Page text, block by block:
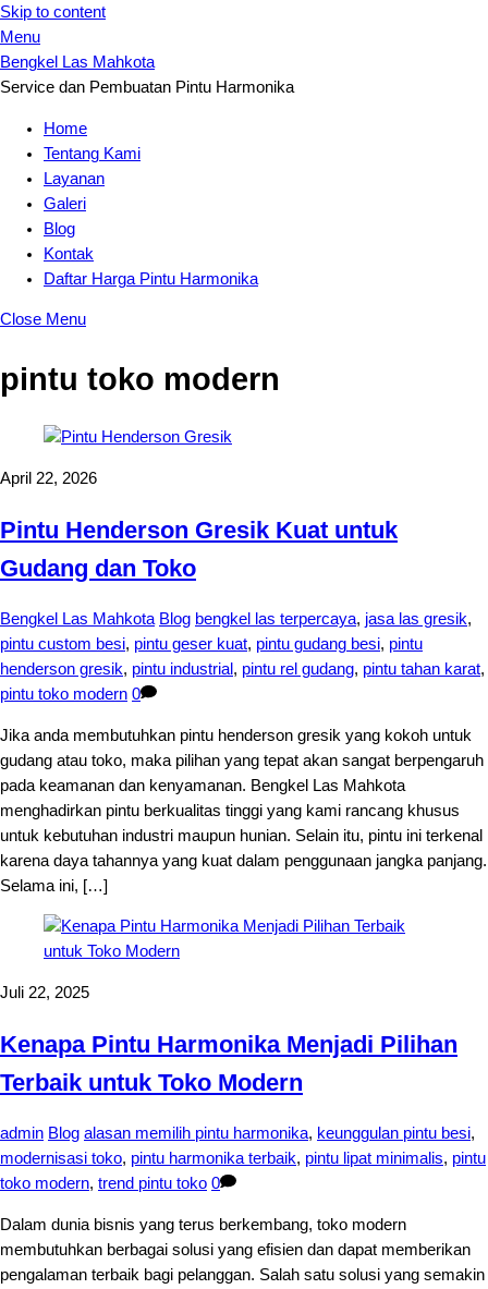
Skip to content
Menu
Bengkel Las Mahkota
Service dan Pembuatan Pintu Harmonika
Home
Tentang Kami
Layanan
Galeri
Blog
Kontak
Daftar Harga Pintu Harmonika
Close Menu
pintu toko modern
April 22, 2026
Pintu Henderson Gresik Kuat untuk
Gudang dan Toko
Bengkel Las Mahkota Blog bengkel las terpercaya, jasa las gresik,
pintu custom besi, pintu geser kuat, pintu gudang besi, pintu
henderson gresik, pintu industrial, pintu rel gudang, pintu tahan karat,
pintu toko modern 0
Jika anda membutuhkan pintu henderson gresik yang kokoh untuk
gudang atau toko, maka pilihan yang tepat akan sangat berpengaruh
pada keamanan dan kenyamanan. Bengkel Las Mahkota
menghadirkan pintu berkualitas tinggi yang kami rancang khusus
untuk kebutuhan industri maupun hunian. Selain itu, pintu ini terkenal
karena daya tahannya yang kuat dalam penggunaan jangka panjang.
Selama ini, […]
Juli 22, 2025
Kenapa Pintu Harmonika Menjadi Pilihan
Terbaik untuk Toko Modern
admin Blog alasan memilih pintu harmonika, keunggulan pintu besi,
modernisasi toko, pintu harmonika terbaik, pintu lipat minimalis, pintu
toko modern, trend pintu toko 0
Dalam dunia bisnis yang terus berkembang, toko modern
membutuhkan berbagai solusi yang efisien dan dapat memberikan
pengalaman terbaik bagi pelanggan. Salah satu solusi yang semakin